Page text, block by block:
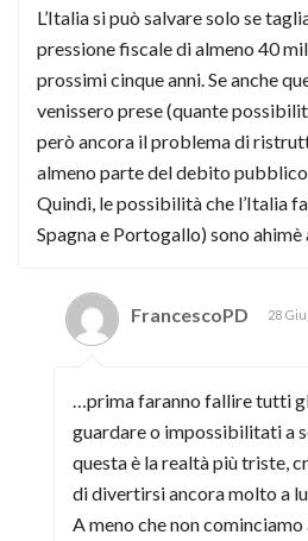
L’Italia si può salvare solo se
pressione fiscale di almeno 40
prossimi cinque anni. Se anche
venissero prese (quante
però ancora il problema di
almeno parte del debito
Quindi, le possibilità che l’Italia
Spagna e Portogallo) sono
FrancescoPD 28
…prima faranno fallire tutti
guardare o impossibilitati a
questa è la realtà più triste,
di divertirsi ancora molto a
A meno che non